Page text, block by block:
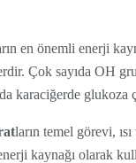
en önemli enerji
Çok sayıda OH
karaciğerde glukoza
ların temel görevi,
kaynağı olarak